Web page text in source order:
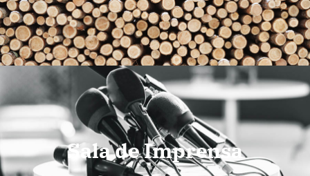
Sala de Imprensa